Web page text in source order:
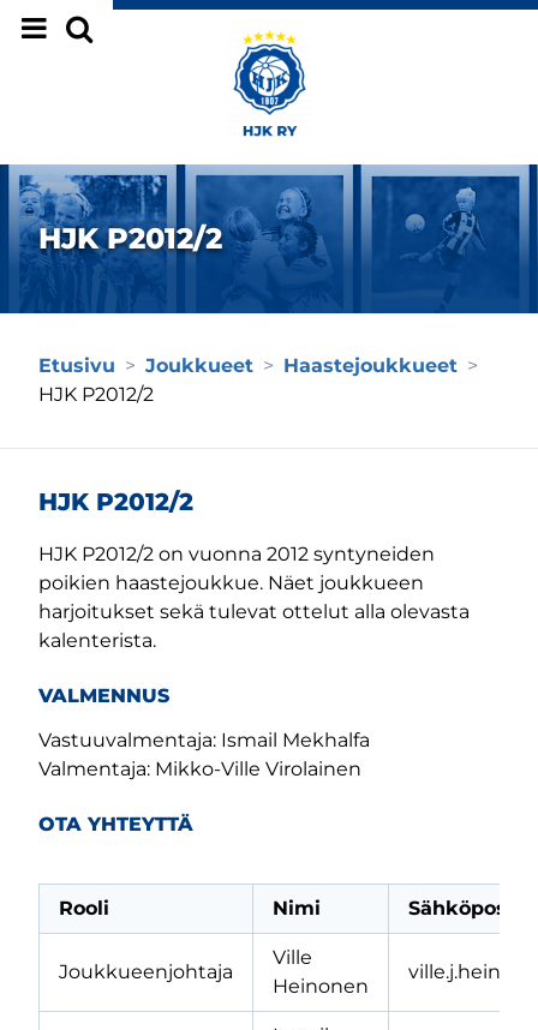
Siirry sivun sisältöön
HJK P2012/2
Etusivu > Joukkueet > Haastejoukkueet >
HJK P2012/2
HJK P2012/2
HJK P2012/2 on vuonna 2012 syntyneiden
poikien haastejoukkue. Näet joukkueen
harjoitukset sekä tulevat ottelut alla olevasta
kalenterista.
VALMENNUS
Vastuuvalmentaja: Ismail Mekhalfa
Valmentaja: Mikko-Ville Virolainen
OTA YHTEYTTÄ
Rooli Nimi
Joukkueenjohtaja
Ville
Heinonen